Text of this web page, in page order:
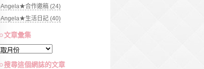
Angela★合作邀稿 (24)
Angela★生活日記 (40)
文章彙集
搜尋這個網誌的文章